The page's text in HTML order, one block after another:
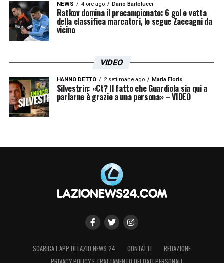
NEWS 4 ore ago Dario Bartolucci
Ratkov domina il precampionato: 6 gol e vetta
della classifica marcatori, lo segue Zaccagni da
vicino
VIDEO
HANNO DETTO 2 settimane ago Maria Floris
Silvestrin: «Ct? Il fatto che Guardiola sia qui a
parlarne è grazie a una persona» – VIDEO
SCARICA L’APP DI LAZIO NEWS 24 CONTATTI
REDAZIONE